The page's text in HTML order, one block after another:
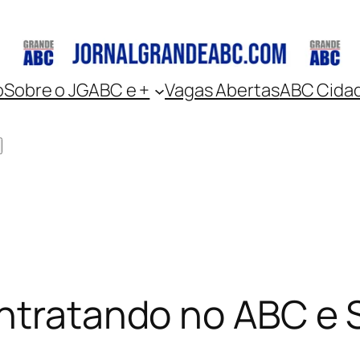
Sobre o JGABC e + Vagas AbertasABC
no ABC e